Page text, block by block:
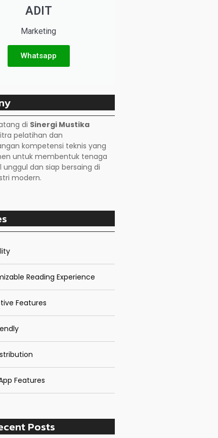
ADIT
Marketing
Whatsapp
di Sinergi Mustika
pelatihan dan
kompetensi teknis yang
untuk membentuk tenaga
unggul dan siap bersaing di
modern.
Reading Experience
Features
Features
Posts